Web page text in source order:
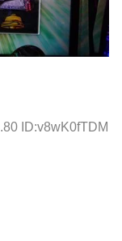
ID:v8wK0fTDM